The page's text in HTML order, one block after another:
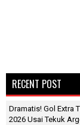
RECENT POST
Dramatis! Gol Extra
2026 Usai Tekuk